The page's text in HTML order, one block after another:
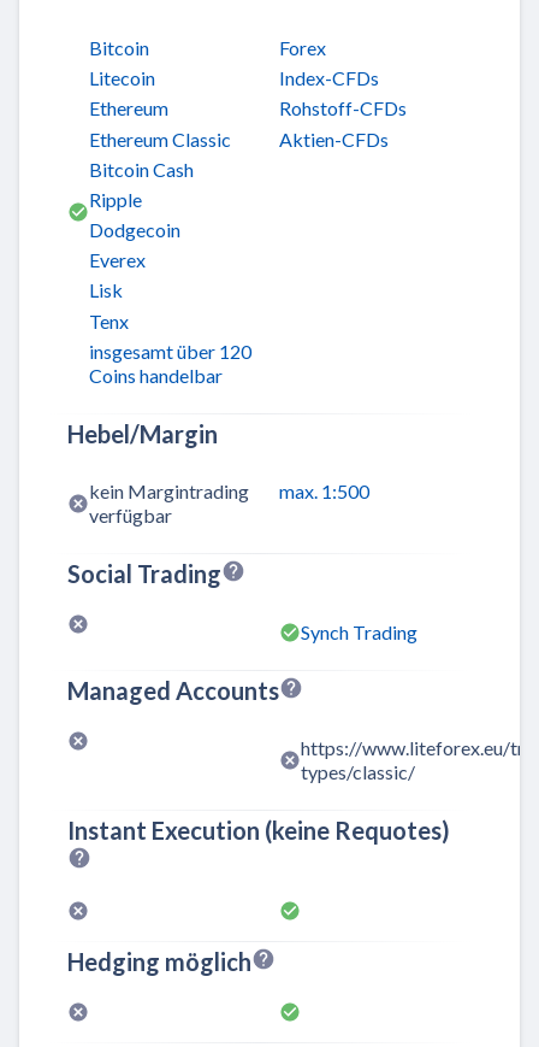
Bitcoin
Litecoin
Ethereum
Ethereum Classic
Bitcoin Cash
Ripple
Dodgecoin
Everex
Lisk
Tenx
insgesamt über 120
Coins handelbar
Forex
Index-CFDs
Rohstoff-CFDs
Aktien-CFDs
Hebel/Margin
kein Margintrading
verfügbar
max. 1:500
Social Trading
Synch Trading
Managed Accounts
https://www.liteforex.eu/
types/classic/
Instant Execution (keine Requotes)
Hedging möglich